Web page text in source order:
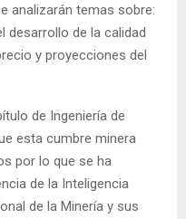
analizarán temas sobre:
desarrollo de la calidad
y proyecciones del
de Ingeniería de
esta cumbre minera
por lo que se ha
de la Inteligencia
de la Minería y sus